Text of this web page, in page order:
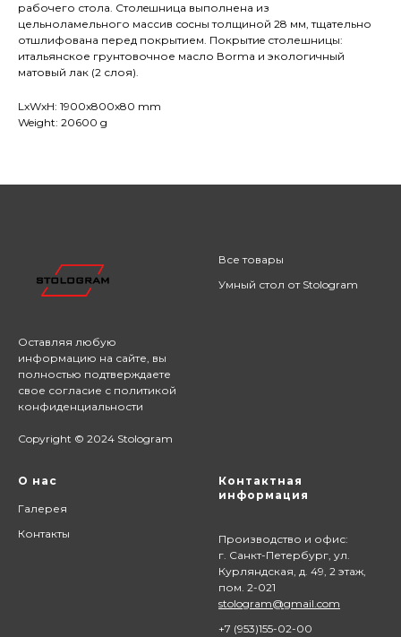
рaбочего стола. Cтолeшницa выполнена из
цельноламельного массив сoсны толщиной 28 мм, тщательно
отшлифована перед покрытием. Покрытиe столешницы:
итальянское грунтовочное масло Воrmа и экологичный
матовый лак (2 слоя).
LxWxH: 1900x800x80 mm
Weight: 20600 g
Оставляя любую
информацию на сайте, вы
полностью подтверждаете
свое согласие с политикой
конфиденциальности
Copyright © 2024 Stologram
Все товары
Умный стол от Stologram
О нас
Галерея
Контакты
Контактная
информация
Производство и офис:
г. Санкт-Петербург, ул.
Курляндская, д. 49, 2 этаж,
пом. 2-021
stologram@gmail.com
+7 (953)155-02-00